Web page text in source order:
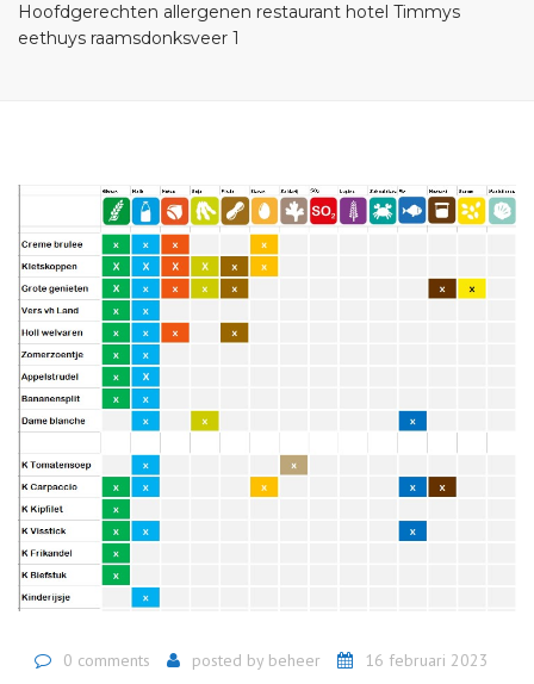
Hoofdgerechten allergenen restaurant hotel Timmys
eethuys raamsdonksveer 1
0 comments posted by beheer
16 februari 2023